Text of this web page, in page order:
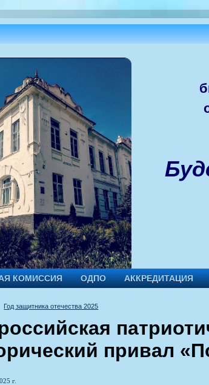
КОМИССИЯ ОДПО АККРЕДИТАЦИЯ
Год защитника отечества 2025
привал
г.